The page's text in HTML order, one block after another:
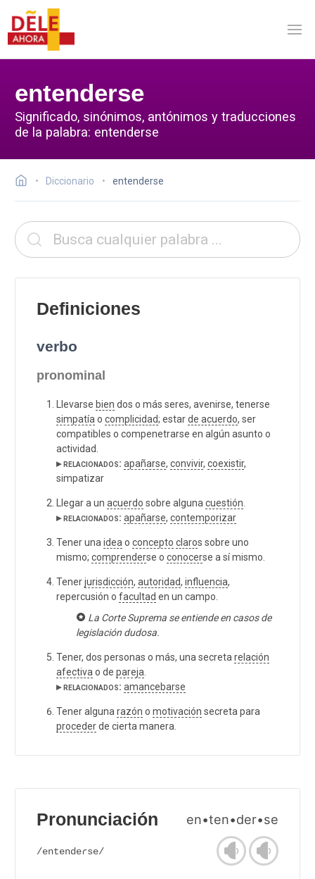
entenderse
Significado, sinónimos, antónimos y traducciones
de la palabra: entenderse
Diccionario entenderse
Definiciones
verbo
pronominal
Llevarse bien dos o más seres, avenirse, tenerse
simpatía o complicidad; estarde acuerdo, ser
compatibles o compenetrarse en algún asunto o
actividad.
▸ relacionados: apañarse, convivir, coexistir,
simpatizar
Llegar a un acuerdo sobre alguna cuestión
▸ relacionados: apañarse, contemporizar
Tener una idea o concepto claros sobre uno
mismo; comprenderse o conocerse a sí mismo.
Tenerjurisdicción, autoridad, influencia,
repercusión o facultad en un campo.
La Corte Suprema se entiende en casos de
legislación dudosa.
Tener, dos personas o más, una secreta relación
afectiva o de pareja
▸ relacionados: amancebarse
Tener alguna razón o motivación secreta para
procederde cierta manera.
Pronunciación en•ten•der•se
/entendeɾse/